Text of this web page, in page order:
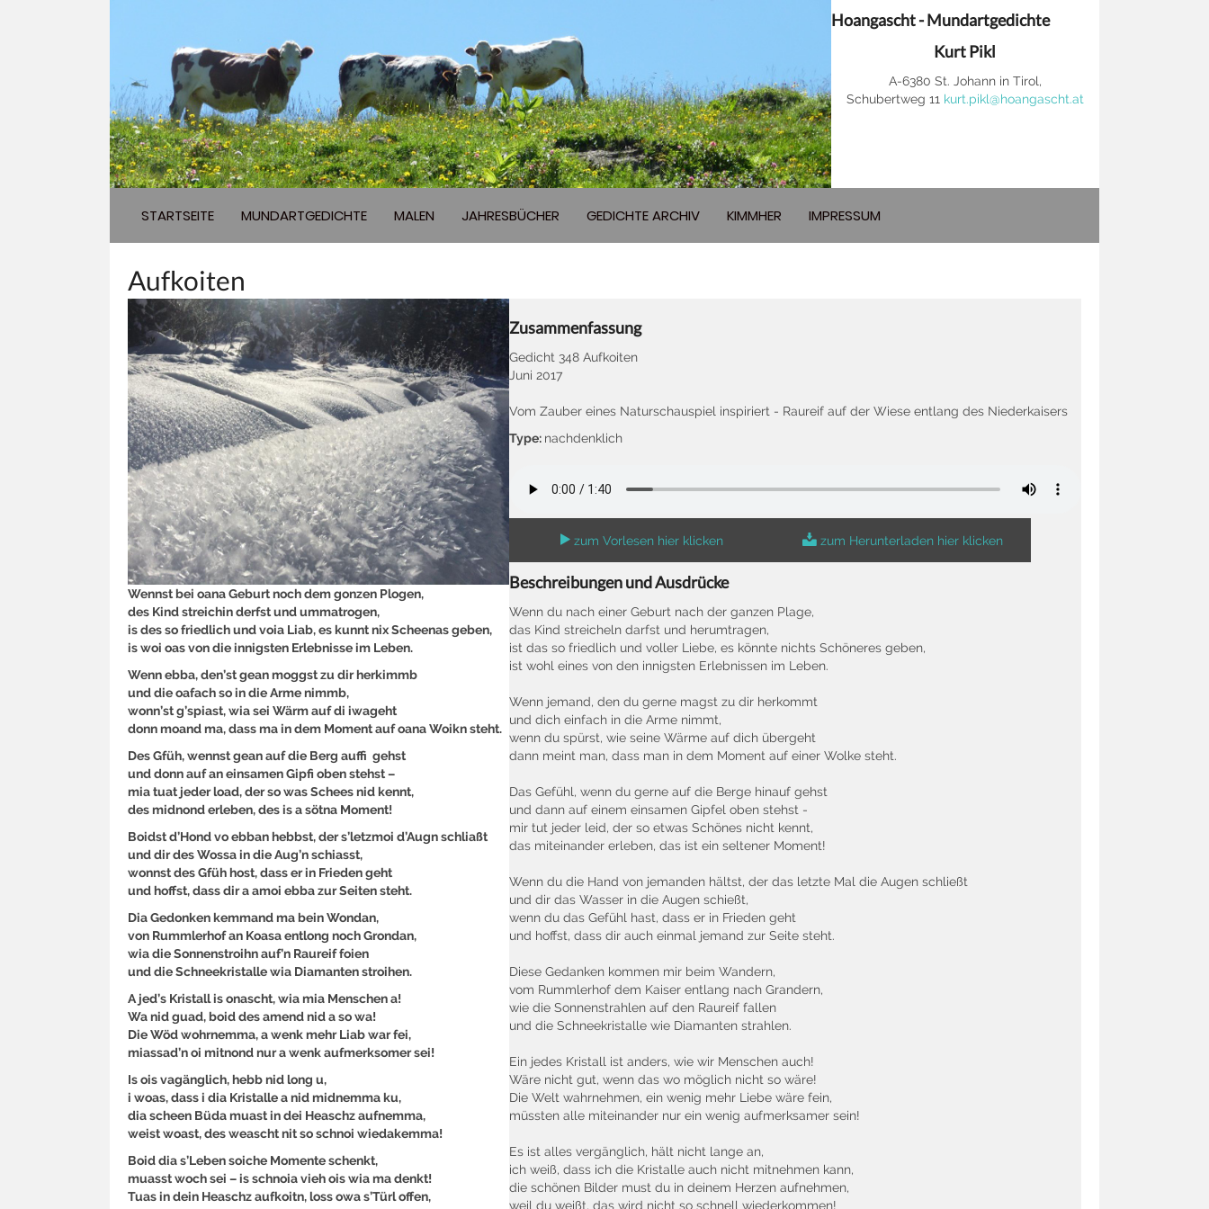
Hoangascht - Mundartgedichte
Kurt Pikl
A-6380 St. Johann in Tirol,
Schubertweg 11 kurt.pikl@hoangascht.at
STARTSEITE MUNDARTGEDICHTE MALEN JAHRESBÜCHER GEDICHTE ARCHIV KIMMHER IMPRESSUM
Aufkoiten
Wennst bei oana Geburt noch dem gonzen Plogen,
des Kind streichin derfst und ummatrogen,
is des so friedlich und voia Liab, es kunnt nix Scheenas geben,
is woi oas von die innigsten Erlebnisse im Leben.
Wenn ebba, den’st gean moggst zu dir herkimmb
und die oafach so in die Arme nimmb,
wonn’st g’spiast, wia sei Wärm auf di iwageht
donn moand ma, dass ma in dem Moment auf oana Woikn steht.
Des Gfüh, wennst gean auf die Berg auffi gehst
und donn auf an einsamen Gipfi oben stehst –
mia tuat jeder load, der so was Schees nid kennt,
des midnond erleben, des is a sötna Moment!
Boidst d’Hond vo ebban hebbst, der s’letzmoi d’Augn schliaßt
und dir des Wossa in die Aug’n schiasst,
wonnst des Gfüh host, dass er in Frieden geht
und hoffst, dass dir a amoi ebba zur Seiten steht.
Dia Gedonken kemmand ma bein Wondan,
von Rummlerhof an Koasa entlong noch Grondan,
wia die Sonnenstroihn auf’n Raureif foien
und die Schneekristalle wia Diamanten stroihen.
A jed’s Kristall is onascht, wia mia Menschen a!
Wa nid guad, boid des amend nid a so wa!
Die Wöd wohrnemma, a wenk mehr Liab war fei,
miassad’n oi mitnond nur a wenk aufmerksomer sei!
Is ois vagänglich, hebb nid long u,
i woas, dass i dia Kristalle a nid midnemma ku,
dia scheen Büda muast in dei Heaschz aufnemma,
weist woast, des weascht nit so schnoi wiedakemma!
Boid dia s’Leben soiche Momente schenkt,
muasst woch sei – is schnoia vieh ois wia ma denkt!
Tuas in dein Heaschz aufkoitn, loss owa s’Türl offen,
Zusammenfassung
Gedicht 348 Aufkoiten
Juni 2017
Vom Zauber eines Naturschauspiel inspiriert - Raureif auf der Wiese entlang des Niederkaisers
Type: nachdenklich
zum Vorlesen hier klicken zum Herunterladen hier klicken
Beschreibungen und Ausdrücke
Wenn du nach einer Geburt nach der ganzen Plage,
das Kind streicheln darfst und herumtragen,
ist das so friedlich und voller Liebe, es könnte nichts Schöneres geben,
ist wohl eines von den innigsten Erlebnissen im Leben.
Wenn jemand, den du gerne magst zu dir herkommt
und dich einfach in die Arme nimmt,
wenn du spürst, wie seine Wärme auf dich übergeht
dann meint man, dass man in dem Moment auf einer Wolke steht.
Das Gefühl, wenn du gerne auf die Berge hinauf gehst
und dann auf einem einsamen Gipfel oben stehst -
mir tut jeder leid, der so etwas Schönes nicht kennt,
das miteinander erleben, das ist ein seltener Moment!
Wenn du die Hand von jemanden hältst, der das letzte Mal die Augen schließt
und dir das Wasser in die Augen schießt,
wenn du das Gefühl hast, dass er in Frieden geht
und hoffst, dass dir auch einmal jemand zur Seite steht.
Diese Gedanken kommen mir beim Wandern,
vom Rummlerhof dem Kaiser entlang nach Grandern,
wie die Sonnenstrahlen auf den Raureif fallen
und die Schneekristalle wie Diamanten strahlen.
Ein jedes Kristall ist anders, wie wir Menschen auch!
Wäre nicht gut, wenn das wo möglich nicht so wäre!
Die Welt wahrnehmen, ein wenig mehr Liebe wäre fein,
müssten alle miteinander nur ein wenig aufmerksamer sein!
Es ist alles vergänglich, hält nicht lange an,
ich weiß, dass ich die Kristalle auch nicht mitnehmen kann,
die schönen Bilder must du in deinem Herzen aufnehmen,
weil du weißt, das wird nicht so schnell wiederkommen!